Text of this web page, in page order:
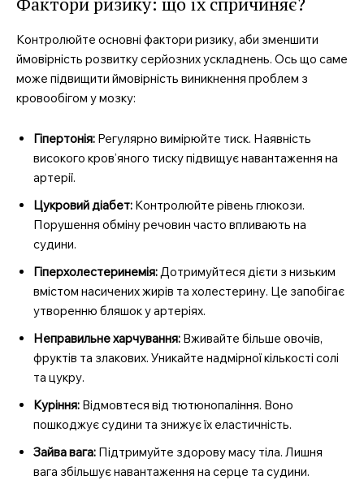
Контролюйте основні фактори ризику, аби зменшити
ймовірність розвитку серйозних ускладнень. Ось що саме
може підвищити ймовірність виникнення проблем з
кровообігом у мозку:
Гіпертонія: Регулярно вимірюйте тиск. Наявність
високого кров’яного тиску підвищує навантаження на
артерії.
Цукровий діабет: Контролюйте рівень глюкози.
Порушення обміну речовин часто впливають на
судини.
Гіперхолестеринемія:Дотримуйтеся дієти з низьким
вмістом насичених жирів та холестерину. Це запобігає
утворенню бляшок у артеріях.
Неправильне харчування: Вживайте більше овочів,
фруктів та злакових. Уникайте надмірної кількості солі
та цукру.
Куріння: Відмовтеся від тютюнопаління. Воно
пошкоджує судини та знижує їх еластичність.
Зайва вага: Підтримуйте здорову масу тіла. Лишня
вага збільшує навантаження на серце та судини.